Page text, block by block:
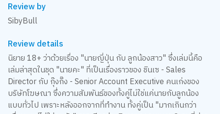
Review by
SibyBull
Review details
นิยาย 18+ ว่าด้วยเรื่อง "นายญี่ปุ่น กับ ลูกน้องสาว" ซึ่งเล่มนี้คือ
เล่มล่าสุดในชุด "นายคะ" ที่เป็นเรื่องราวของ ชินเซ - Sales
Director กับ กุ๊งกิ๊ง - Senior Account Executive คนเก่งของ
บริษัทโฆษณา ซึ่งความสัมพันธ์ของทั้งคู่ไม่ใช่แค่นายกับลูกน้อง
แบบทั่วไป เพราะหลังออกจากที่ทำงาน ทั้งคู่เป็น "มากเกินกว่า